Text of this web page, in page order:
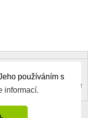
používáním s
informací.
2026.
Back to Top ↑